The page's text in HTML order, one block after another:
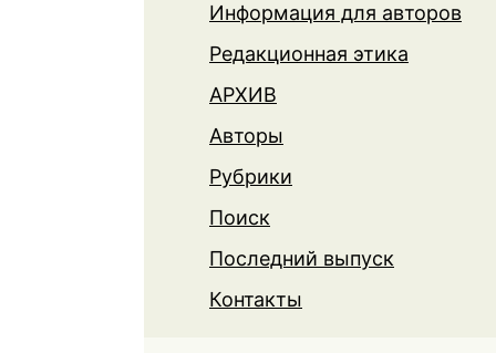
Информация для авторов
Редакционная этика
АРХИВ
Авторы
Рубрики
Поиск
Последний выпуск
Контакты